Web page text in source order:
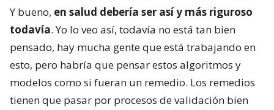
Y bueno, en salud debería ser así y más riguroso
todavía. Yo lo veo así, todavía no está tan bien
pensado, hay mucha gente que está trabajando en
esto, pero habría que pensar estos algoritmos y
modelos como si fueran un remedio. Los remedios
tienen que pasar por procesos de validación bien